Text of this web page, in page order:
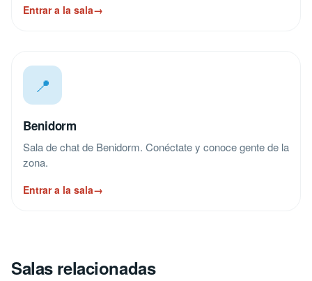
Entrar a la sala→
📍
Benidorm
Sala de chat de Benidorm. Conéctate y conoce gente de la
zona.
Entrar a la sala→
Salas relacionadas